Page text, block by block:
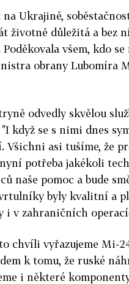
Ukrajině,
životně důležitá a bez
všem, kdo se
obrany Lubomíra
odvedly skvělou
když se s nimi dnes
asi tušíme, že
potřeba jakékoli
naše pomoc a bude
vrtulníky byly kvalitní a
i v zahraničních
chvíli vyřazujeme Mi-
k tomu, že ruské
i některé